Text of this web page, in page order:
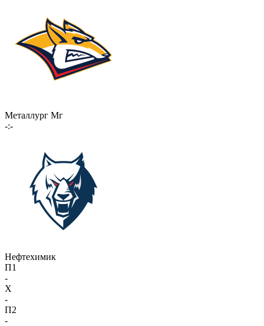
Металлург Мг
-:-
Нефтехимик
П1
-
X
-
П2
-